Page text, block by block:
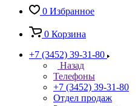
0 Избранное
0 Корзина
+7 (3452) 39-31-80
Назад
Телефоны
+7 (3452) 39-31-80
Отдел продаж